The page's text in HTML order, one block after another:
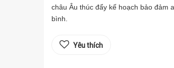
châu Âu thúc đẩy kế hoạch bảo đảm
bình.
Yêu thích